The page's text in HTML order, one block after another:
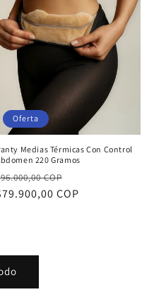
Oferta
Medias Térmicas Con Control
220 Gramos
COP
de
COP